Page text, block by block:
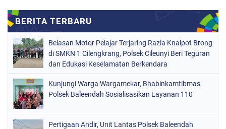
Belasan Motor Pelajar Terjaring Razia Knalpot Brong
di SMKN 1 Cilengkrang, Polsek Cileunyi Beri Teguran
dan Edukasi Keselamatan Berkendara
Kunjungi Warga Wargamekar, Bhabinkamtibmas
Polsek Baleendah Sosialisasikan Layanan 110
Pertigaan Andir, Unit Lantas Polsek Baleendah